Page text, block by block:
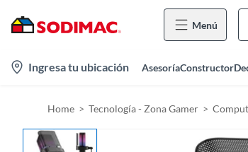
Menú
Ingresa tu ubicación AsesoríaConstructor
Home Tecnología - Zona Gamer